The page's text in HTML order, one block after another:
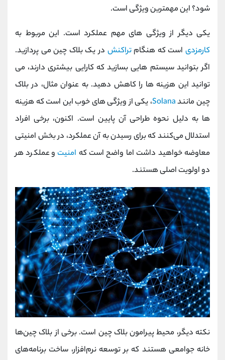
شود؟ این مهمترین ویژگی است.
یکی دیگر از ویژگی های مهم عملکرد است. این مربوط به
کارمزدیاست که هنگامتراکنش در یک بلاک چین می پردازید.
اگر بتوانید سیستم هایی بسازید که کارایی بیشتری دارند، می
توانید این هزینه ها را کاهش دهید. به عنوان مثال، در بلاک
چین مانندSolana، یکی از ویژگی های خوب این است که هزینه
ها به دلیل نحوه طراحی آن پایین است. اکنون، برخی افراد
استدلال می‌کنند که برای رسیدن به آن عملکرد، در بخش امنیتی
معاوضه خواهید داشت اما واضح است که امنیت و عملکرد هر
دو اولویت اصلی هستند.
نکته دیگر، محیط پیرامون بلاک چین است. برخی از بلاک چین‌ها
خانه جوامعی هستند که بر توسعه نرم‌افزار، ساخت برنامه‌های